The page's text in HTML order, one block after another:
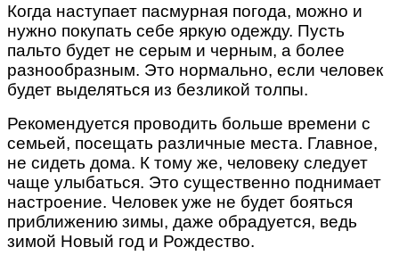
Когда наступает пасмурная погода, можно и
нужно покупать себе яркую одежду. Пусть
пальто будет не серым и черным, а более
разнообразным. Это нормально, если человек
будет выделяться из безликой толпы.
Рекомендуется проводить больше времени с
семьей, посещать различные места. Главное,
не сидеть дома. К тому же, человеку следует
чаще улыбаться. Это существенно поднимает
настроение. Человек уже не будет бояться
приближению зимы, даже обрадуется, ведь
зимой Новый год и Рождество.